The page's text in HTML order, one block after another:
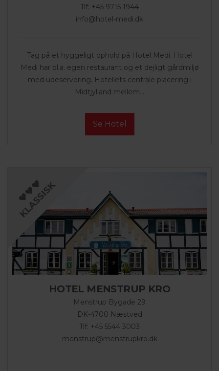
Tlf: +45 9715 1944
info@hotel-medi.dk
Tag på et hyggeligt ophold på Hotel Medi. Hotel
Medi har bl.a. egen restaurant og et dejligt gårdmiljø
med udeservering. Hotellets centrale placering i
Midtjylland mellem...
Se Hotel
HOTEL MENSTRUP KRO
Menstrup Bygade 29
DK-4700 Næstved
Tlf: +45 5544 3003
menstrup@menstrupkro.dk